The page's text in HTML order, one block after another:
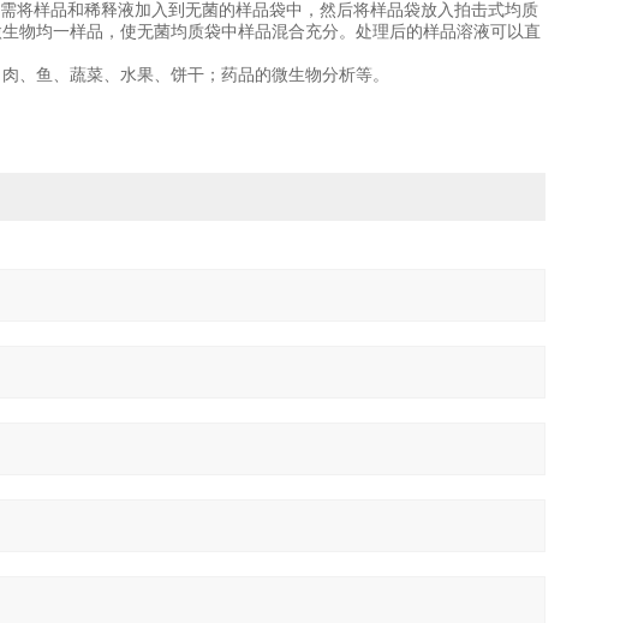
将样品和稀释液加入到无菌的样品袋中，然后将样品袋放入拍击式均质
物均一样品，使无菌均质袋中样品混合充分。处理后的样品溶液可以直
、鱼、蔬菜、水果、饼干；药品的微生物分析等。